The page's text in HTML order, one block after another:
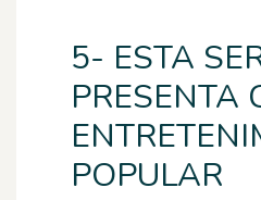
5- ESTA
PRESENTA
POPULAR